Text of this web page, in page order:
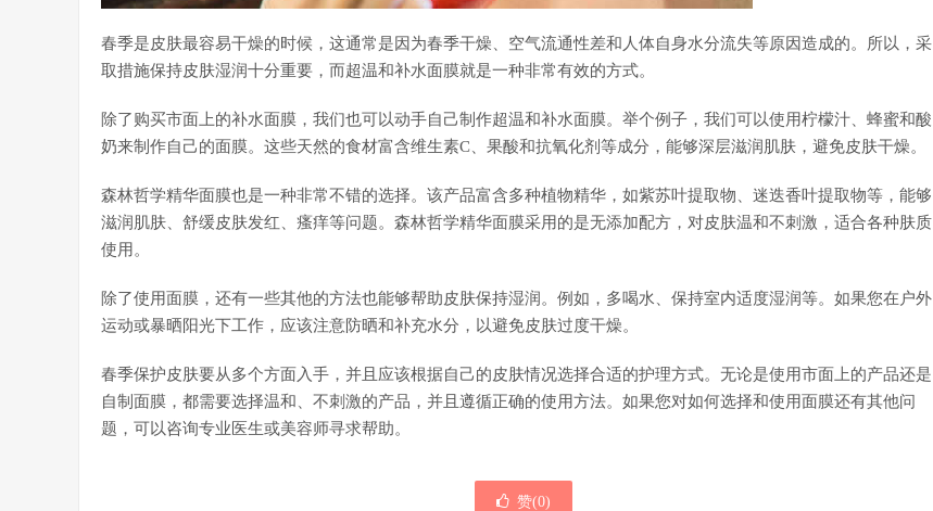
春季是皮肤最容易干燥的时候，这通常是因为春季干燥、空气流通性差和人体自身水分流失等原因造成的。所以，采
取措施保持皮肤湿润十分重要，而超温和补水面膜就是一种非常有效的方式。
除了购买市面上的补水面膜，我们也可以动手自己制作超温和补水面膜。举个例子，我们可以使用柠檬汁、蜂蜜和酸
奶来制作自己的面膜。这些天然的食材富含维生素C、果酸和抗氧化剂等成分，能够深层滋润肌肤，避免皮肤干燥。
森林哲学精华面膜也是一种非常不错的选择。该产品富含多种植物精华，如紫苏叶提取物、迷迭香叶提取物等，能够
滋润肌肤、舒缓皮肤发红、瘙痒等问题。森林哲学精华面膜采用的是无添加配方，对皮肤温和不刺激，适合各种肤质
使用。
除了使用面膜，还有一些其他的方法也能够帮助皮肤保持湿润。例如，多喝水、保持室内适度湿润等。如果您在户外
运动或暴晒阳光下工作，应该注意防晒和补充水分，以避免皮肤过度干燥。
春季保护皮肤要从多个方面入手，并且应该根据自己的皮肤情况选择合适的护理方式。无论是使用市面上的产品还是
自制面膜，都需要选择温和、不刺激的产品，并且遵循正确的使用方法。如果您对如何选择和使用面膜还有其他问
题，可以咨询专业医生或美容师寻求帮助。
赞(0)